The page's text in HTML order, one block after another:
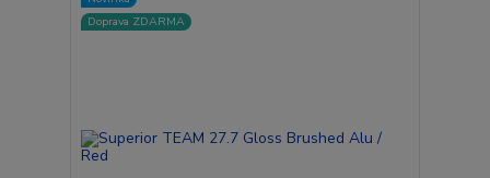
Doprava ZDARMA